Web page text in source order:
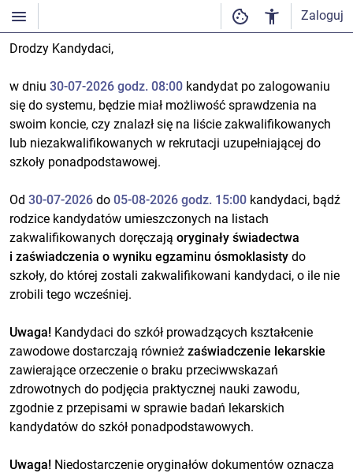
Zaloguj
Drodzy Kandydaci,
w dniu 30-07-2026 godz. 08:00 kandydat po zalogowaniu
się do systemu, będzie miał możliwość sprawdzenia na
swoim koncie, czy znalazł się na liście zakwalifikowanych
lub niezakwalifikowanych w rekrutacji uzupełniającej do
szkoły ponadpodstawowej.
Od 30-07-2026 do 05-08-2026 godz. 15:00 kandydaci, bądź
rodzice kandydatów umieszczonych na listach
zakwalifikowanych doręczają oryginały świadectwa
i zaświadczenia o wyniku egzaminu ósmoklasisty do
szkoły, do której zostali zakwalifikowani kandydaci, o ile nie
zrobili tego wcześniej.
Uwaga! Kandydaci do szkół prowadzących kształcenie
zawodowe dostarczają również zaświadczenie lekarskie
zawierające orzeczenie o braku przeciwwskazań
zdrowotnych do podjęcia praktycznej nauki zawodu,
zgodnie z przepisami w sprawie badań lekarskich
kandydatów do szkół ponadpodstawowych.
Uwaga! Niedostarczenie oryginałów dokumentów oznacza